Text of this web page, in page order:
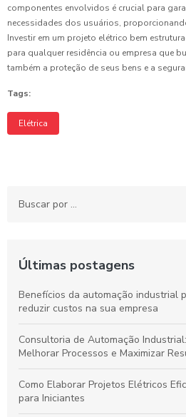
componentes envolvidos é crucial para
necessidades dos usuários,
Investir em um projeto elétrico bem
para qualquer residência ou empresa que
também a proteção de seus bens e a
Tags:
Elétrica
Últimas postagens
Benefícios da automação industrial
reduzir custos na sua empresa
Consultoria de Automação
Melhorar Processos e Maximizar
Como Elaborar Projetos Elétricos
para Iniciantes